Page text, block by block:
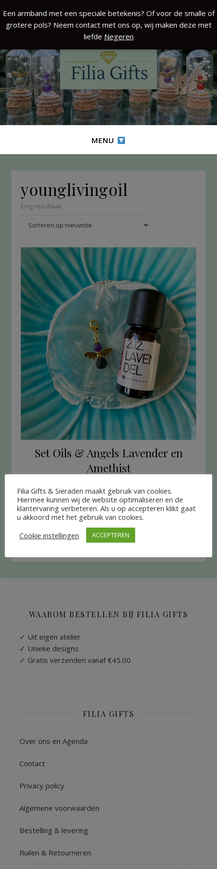
Een armband met een speciale betekenis? Of voor de smalle of
grotere pols? Neem contact met ons op, wij maken deze met
liefde Negeren
MENU
younglivingoil
Enig resultaat
Set Oils & Angels Lavender en
Amethist
LEES VERDER
WAAROM BESTELLEN BIJ FILIA GIFTS
✓ Uit eigen atelier
✓ Unieke designs
✓ Gratis verzenden vanaf €45.00
FILIA GIFTS
Over ons en Agenda
Contact
Privacy policy
Algemene voorwaarden
Bestelling & levering
Ruilen & Retourneren
Filia Gifts & Sieraden maakt gebruik van cookies.
Hiermee kunnen wij de website optimaliseren en de
klantervaring verbeteren. Als u op accepteren klikt gaat
u akkoord met het gebruik van cookies.
Cookie instellingen
ACCEPTEREN